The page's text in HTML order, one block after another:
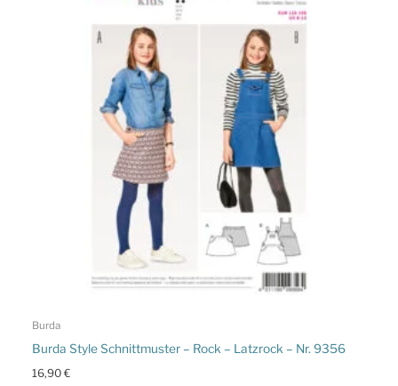
Burda
Burda Style Schnittmuster – Rock – Latzrock – Nr. 9356
16,90€